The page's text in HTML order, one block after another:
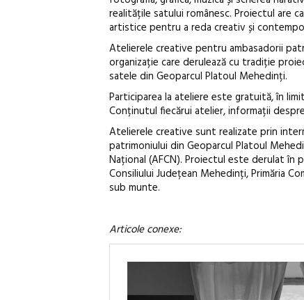
realitățile satului românesc. Proiectul are
artistice pentru a reda creativ și
Atelierele creative pentru ambasadorii
organizație care derulează cu tradiție
satele din Geoparcul Platoul Mehedinți.
Participarea la ateliere este gratuită, în
Conținutul fiecărui atelier, informații
Atelierele creative sunt realizate prin
patrimoniului din Geoparcul Platoul
Național (AFCN). Proiectul este derulat în
Consiliului Județean Mehedinți, Primăria
sub munte.
Articole conexe: